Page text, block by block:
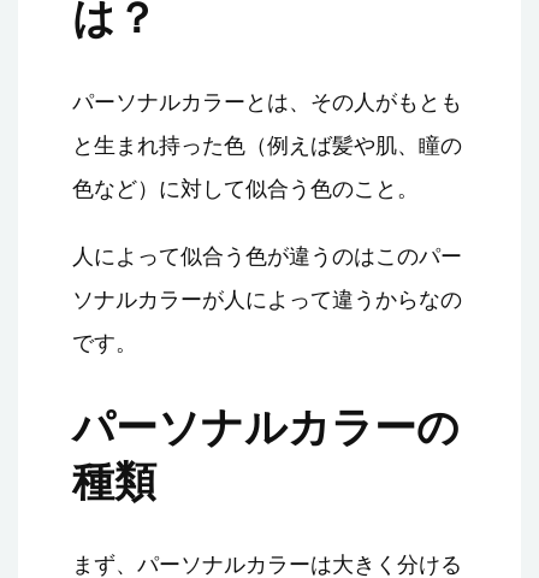
は？
パーソナルカラーとは、その人がもとも
と生まれ持った色（例えば髪や肌、瞳の
色など）に対して似合う色のこと。
人によって似合う色が違うのはこのパー
ソナルカラーが人によって違うからなの
です。
パーソナルカラーの
種類
まず、パーソナルカラーは大きく分ける